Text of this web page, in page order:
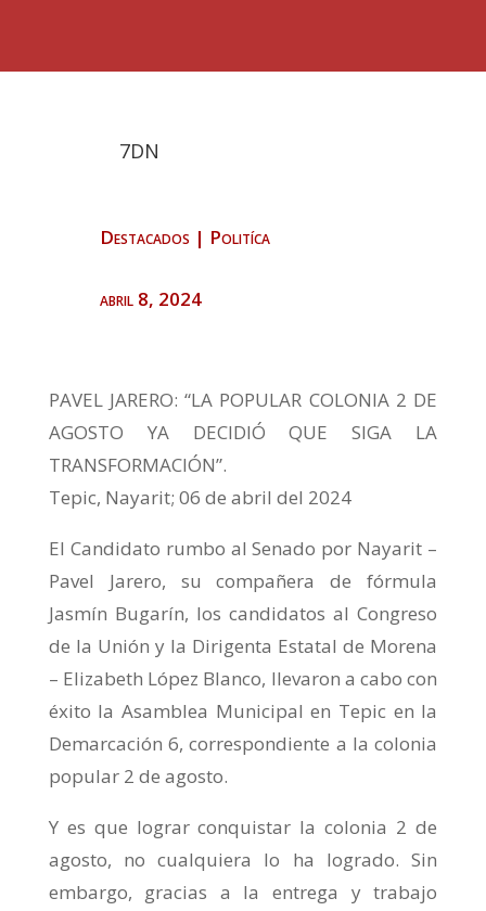
7DN
Destacados | Politíca
abril 8, 2024
PAVEL JARERO: “LA POPULAR COLONIA 2 DE
AGOSTO YA DECIDIÓ QUE SIGA LA
TRANSFORMACIÓN”.
Tepic, Nayarit; 06 de abril del 2024
El Candidato rumbo al Senado por Nayarit –
Pavel Jarero, su compañera de fórmula
Jasmín Bugarín, los candidatos al Congreso
de la Unión y la Dirigenta Estatal de Morena
– Elizabeth López Blanco, llevaron a cabo con
éxito la Asamblea Municipal en Tepic en la
Demarcación 6, correspondiente a la colonia
popular 2 de agosto.
Y es que lograr conquistar la colonia 2 de
agosto, no cualquiera lo ha logrado. Sin
embargo, gracias a la entrega y trabajo